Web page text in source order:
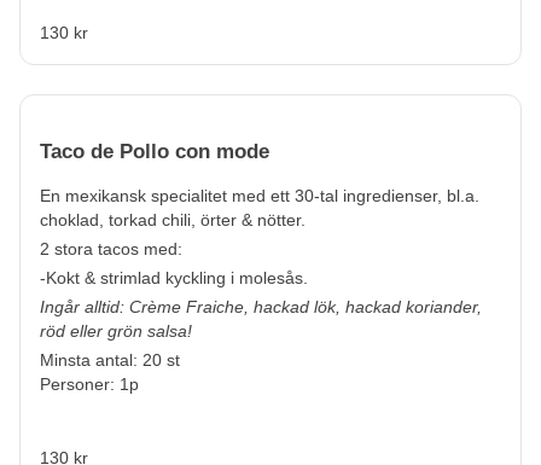
130 kr
Taco de Pollo con mode
En mexikansk specialitet med ett 30-tal ingredienser, bl.a.
choklad, torkad chili, örter & nötter.
2 stora tacos med:
-Kokt & strimlad kyckling i molesås.
Ingår alltid: Crème Fraiche, hackad lök, hackad koriander,
röd eller grön salsa!
Minsta antal: 20 st
Personer: 1p
130 kr